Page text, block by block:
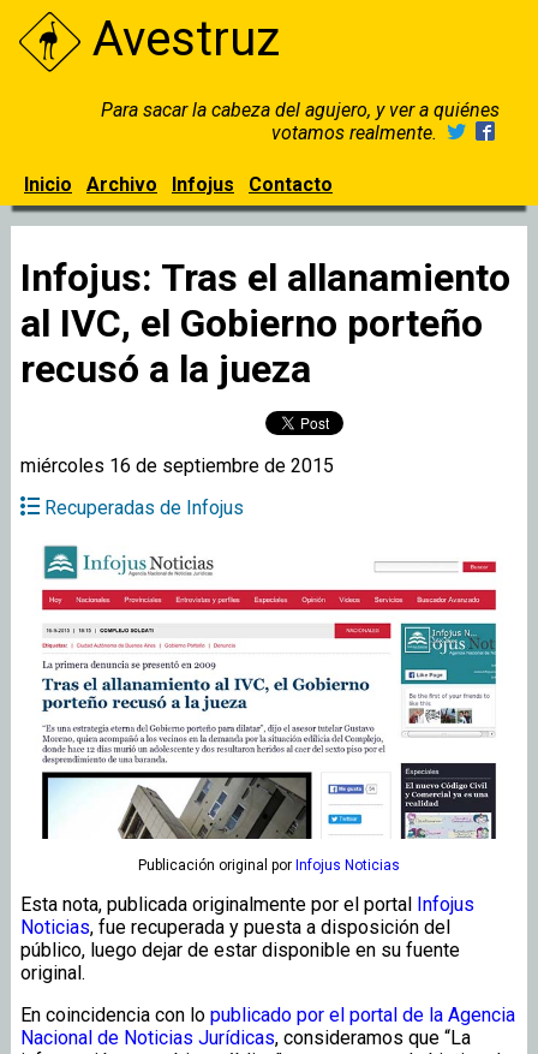
Avestruz
Para sacar la cabeza del agujero, y ver a quiénes
votamos realmente.
Inicio Archivo Infojus Contacto
Infojus: Tras el allanamiento
al IVC, el Gobierno porteño
recusó a la jueza
miércoles 16 de septiembre de 2015
Recuperadas de Infojus
Publicación original por Infojus Noticias
Esta nota, publicada originalmente por el portal Infojus
Noticias, fue recuperada y puesta a disposición del
público, luego dejar de estar disponible en su fuente
original.
En coincidencia con lo publicado por el portal de la Agencia
Nacional de Noticias Jurídicas, consideramos que “La